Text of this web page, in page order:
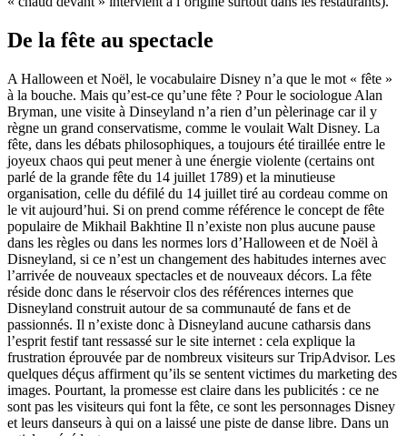
De la fête au spectacle
A Halloween et Noël, le vocabulaire Disney n’a que le mot « fête »
à la bouche. Mais qu’est-ce qu’une fête ? Pour le sociologue Alan
Bryman, une visite à Dinseyland n’a rien d’un pèlerinage car il y
règne un grand conservatisme, comme le voulait Walt Disney. La
fête, dans les débats philosophiques, a toujours été tiraillée entre le
joyeux chaos qui peut mener à une énergie violente (certains ont
parlé de la grande fête du 14 juillet 1789) et la minutieuse
organisation, celle du défilé du 14 juillet tiré au cordeau comme on
le vit aujourd’hui. Si on prend comme référence le concept de fête
populaire de Mikhail Bakhtine Il n’existe non plus aucune pause
dans les règles ou dans les normes lors d’Halloween et de Noël à
Disneyland, si ce n’est un changement des habitudes internes avec
l’arrivée de nouveaux spectacles et de nouveaux décors. La fête
réside donc dans le réservoir clos des références internes que
Disneyland construit autour de sa communauté de fans et de
passionnés. Il n’existe donc à Disneyland aucune catharsis dans
l’esprit festif tant ressassé sur le site internet : cela explique la
frustration éprouvée par de nombreux visiteurs sur TripAdvisor. Les
quelques déçus affirment qu’ils se sentent victimes du marketing des
images. Pourtant, la promesse est claire dans les publicités : ce ne
sont pas les visiteurs qui font la fête, ce sont les personnages Disney
et leurs danseurs à qui on a laissé une piste de danse libre. Dans un